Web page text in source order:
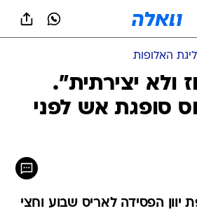
ליגת האלופות
ולא יצירתית".
סופגת אש לפני
יוון הפסידה לאריס שבוע וחצי